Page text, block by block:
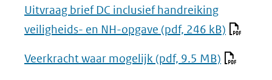
Uitvraag brief DC inclusief handreiking
veiligheids- en NH-opgave (pdf, 246 kB)
Veerkracht waar mogelijk (pdf, 9.5 MB)